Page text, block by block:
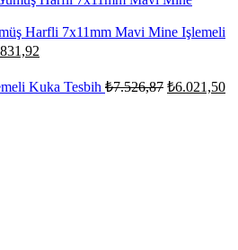
Harfli 7x11mm Mavi Mine Işlemeli
fiyat:
₺7.831,92.
Kuka Tesbih ₺7.526,87 Orijinal
₺6.021,50